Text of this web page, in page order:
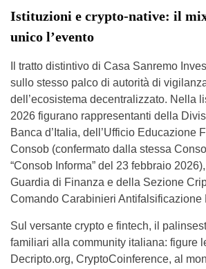
Istituzioni e crypto-native: il
unico l’evento
Il tratto distintivo di Casa Sanremo
sullo stesso palco di autorità di
dell’ecosistema decentralizzato. Nella
2026 figurano rappresentanti della
Banca d’Italia, dell’Ufficio Educazione
Consob (confermato dalla stessa
“Consob Informa” del 23 febbraio
Guardia di Finanza e della Sezione
Comando Carabinieri Antifalsificazione
Sul versante crypto e fintech, il
familiari alla community italiana: figure
Decripto.org, CryptoCoinference, al